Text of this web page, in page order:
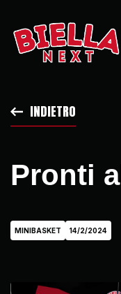
INDIETRO
Pronti
MINIBASKET 14/2/2024